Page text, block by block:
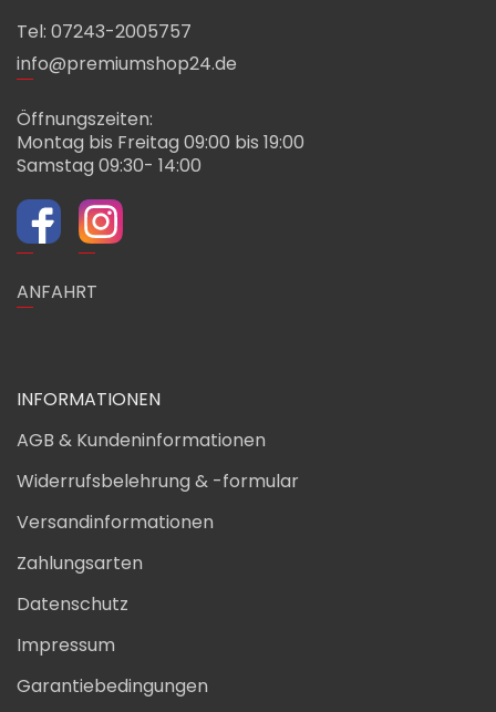
Tel: 07243-2005757
info@premiumshop24.de
Öffnungszeiten:
Montag bis Freitag 09:00 bis 19:00
Samstag 09:30- 14:00
ANFAHRT
INFORMATIONEN
AGB & Kundeninformationen
Widerrufsbelehrung & -formular
Versandinformationen
Zahlungsarten
Datenschutz
Impressum
Garantiebedingungen